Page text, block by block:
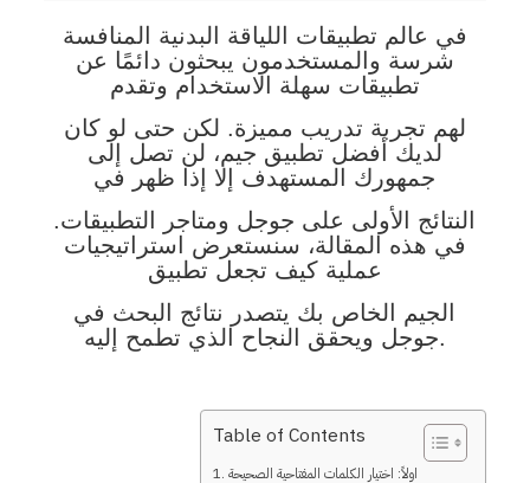
في عالم تطبيقات اللياقة البدنية المنافسة
شرسة والمستخدمون يبحثون دائمًا عن
تطبيقات سهلة الاستخدام وتقدم
لهم تجربة تدريب مميزة. لكن حتى لو كان
لديك أفضل تطبيق جيم، لن تصل إلى
جمهورك المستهدف إلا إذا ظهر في
النتائج الأولى على جوجل ومتاجر التطبيقات.
في هذه المقالة، سنستعرض استراتيجيات
عملية كيف تجعل تطبيق
الجيم الخاص بك يتصدر نتائج البحث في
جوجل ويحقق النجاح الذي تطمح إليه.
Table of Contents
اولاً: اختيار الكلمات المفتاحية الصحيحة